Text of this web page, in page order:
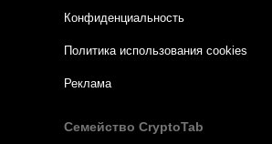
Конфиденциальность
Политика использования cookies
Реклама
Семейство CryptoTab